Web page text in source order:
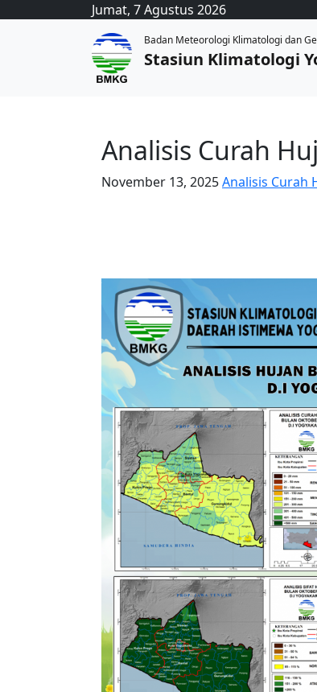
Jumat, 7 Agustus 2026
Badan Meteorologi Klimatologi dan
Stasiun Klimatologi
Analisis Curah
November 13, 2025Analisis Curah